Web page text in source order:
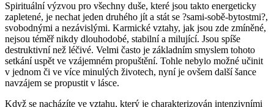
Spirituální výzvou pro všechny duše, které jsou takto energeticky
zapletené, je nechat jeden druhého jít a stát se ?sami-sobě-bytostmi?,
svobodnými a nezávislými. Karmické vztahy, jak jsou zde zmíněné,
nejsou téměř nikdy dlouhodobé, stabilní a milující. Jsou spíše
destruktivní než léčivé. Velmi často je základním smyslem tohoto
setkání uspět ve vzájemném propuštění. Tohle nebylo možné učinit
v jednom či ve více minulých životech, nyní je ovšem další šance
navzájem se propustit v lásce.
Když se nacházíte ve vztahu, který je charakterizován intenzivními